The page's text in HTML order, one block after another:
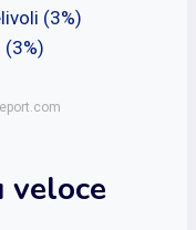
(3%)
(3%)
veloce